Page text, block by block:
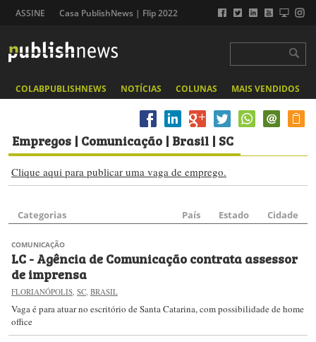
ASSINE Casa PublishNews | Flip 2022
COLABPUBLISHNEWS NOTÍCIAS COLUNAS MAIS VENDIDOS
Empregos | Comunicação | Brasil | SC
Clique aqui para publicar uma vaga de emprego.
Categorias País Estado Cidade
COMUNICAÇÃO
LC - Agência de Comunicação contrata assessor
de imprensa
FLORIANÓPOLIS, SC, BRASIL
Vaga é para atuar no escritório de Santa Catarina, com possibilidade de home
office